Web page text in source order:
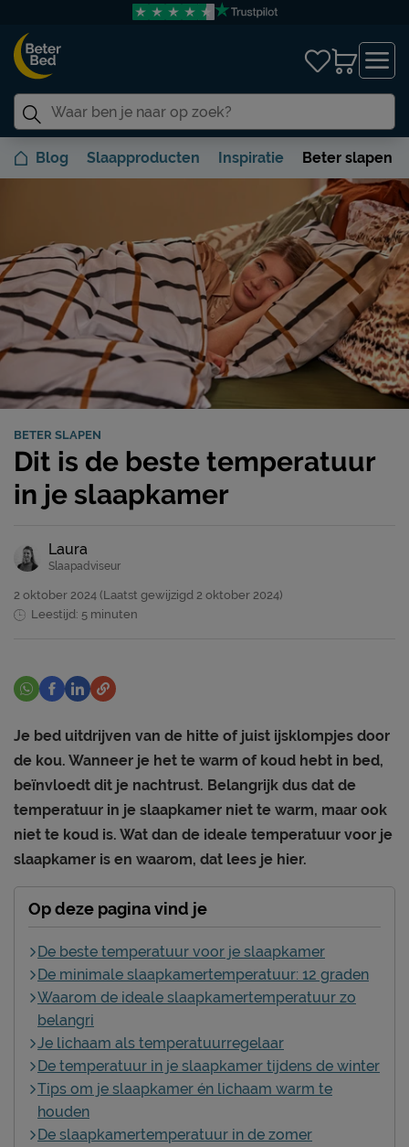
Blog Slaapproducten Inspiratie Beter slapen
BETER SLAPEN
Dit is de beste temperatuur
in je slaapkamer
Laura
Slaapadviseur
2 oktober 2024 (Laatst gewijzigd 2 oktober 2024)
Leestijd: 5 minuten
Je bed uitdrijven van de hitte of juist ijsklompjes door
de kou. Wanneer je het te warm of koud hebt in bed,
beïnvloedt dit je nachtrust. Belangrijk dus dat de
temperatuur in je slaapkamer niet te warm, maar ook
niet te koud is. Wat dan de ideale temperatuur voor je
slaapkamer is en waarom, dat lees je hier.
Op deze pagina vind je
De beste temperatuur voor je slaapkamer
De minimale slaapkamertemperatuur: 12 graden
Waarom de ideale slaapkamertemperatuur zo
belangri
Je lichaam als temperatuurregelaar
De temperatuur in je slaapkamer tijdens de winter
Tips om je slaapkamer én lichaam warm te
houden
De slaapkamertemperatuur in de zomer